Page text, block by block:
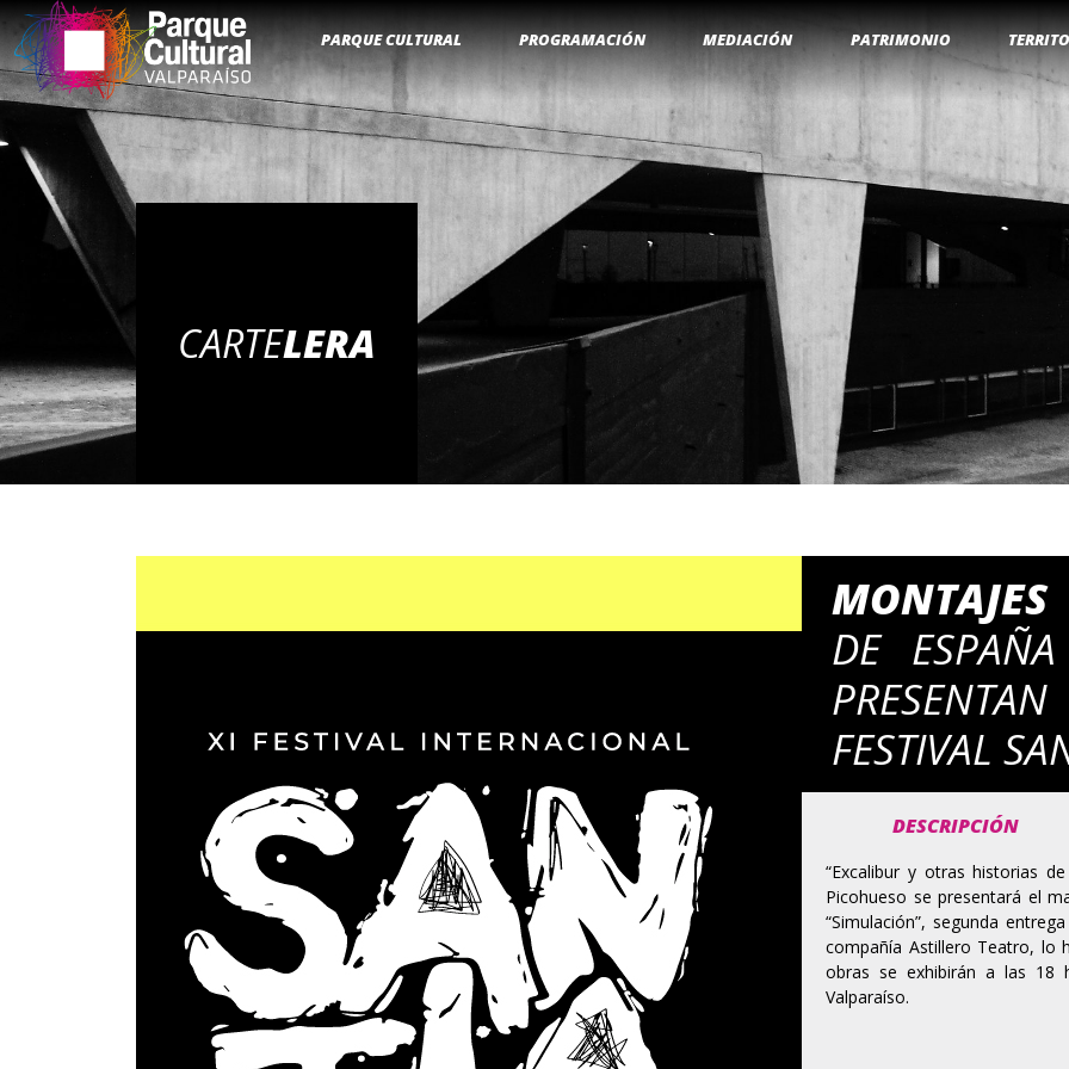
PARQUE CULTURAL PROGRAMACIÓN MEDIACIÓN PATRIMONIO
CARTELERA
MONTAJES
DE
FESTIVAL
DESCRIPCIÓN
“Excalibur y otras historias
Picohueso se presentará el
“Simulación”, segunda
compañía Astillero Teatro, lo
obras se exhibirán a las 18
Valparaíso.